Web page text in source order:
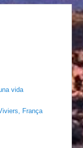
vida
França